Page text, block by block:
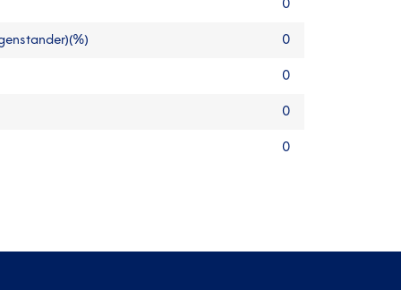
0
0
0
0
0